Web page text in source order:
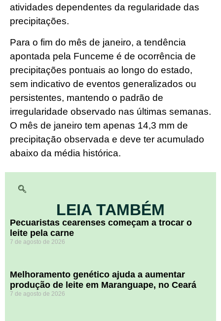
atividades dependentes da regularidade das
precipitações.
Para o fim do mês de janeiro, a tendência
apontada pela Funceme é de ocorrência de
precipitações pontuais ao longo do estado,
sem indicativo de eventos generalizados ou
persistentes, mantendo o padrão de
irregularidade observado nas últimas semanas.
O mês de janeiro tem apenas 14,3 mm de
precipitação observada e deve ter acumulado
abaixo da média histórica.
LEIA TAMBÉM
Pecuaristas cearenses começam a trocar o
leite pela carne
7 de agosto de 2026
Melhoramento genético ajuda a aumentar
produção de leite em Maranguape, no Ceará
7 de agosto de 2026